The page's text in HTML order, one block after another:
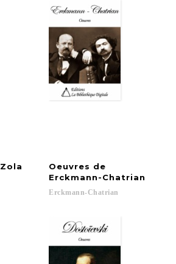
Zola
Oeuvres de
Erckmann-Chatrian
Erckmann-Chatrian